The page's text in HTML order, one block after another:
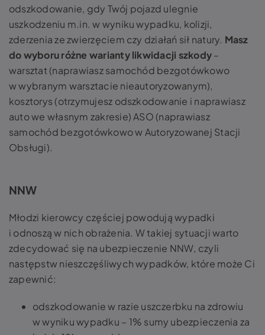
odszkodowanie, gdy Twój pojazd ulegnie
uszkodzeniu m.in. w wyniku wypadku, kolizji,
zderzenia ze zwierzęciem czy działań sił natury. Masz
do wyboru różne warianty likwidacji szkody–
warsztat (naprawiasz samochód bezgotówkowo
w wybranym warsztacie nieautoryzowanym),
kosztorys (otrzymujesz odszkodowanie i naprawiasz
auto we własnym zakresie) ASO (naprawiasz
samochód bezgotówkowo w Autoryzowanej Stacji
Obsługi).
NNW
Młodzi kierowcy częściej powodują wypadki
i odnoszą w nich obrażenia. W takiej sytuacji warto
zdecydować się na ubezpieczenie NNW, czyli
następstw nieszczęśliwych wypadków, które może Ci
zapewnić:
odszkodowanie w razie uszczerbku na zdrowiu
w wyniku wypadku – 1% sumy ubezpieczenia za